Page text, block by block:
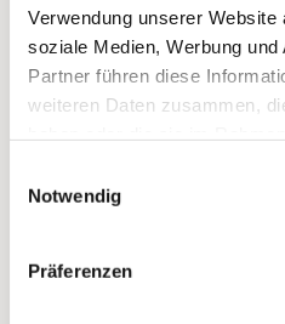
Verwendung unserer
soziale Medien, Werbung
Partner führen diese
weiteren Daten zusammen,
Notwendig
Präferenzen